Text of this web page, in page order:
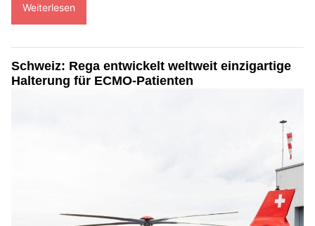
Weiterlesen
Schweiz: Rega entwickelt weltweit einzigartige
Halterung für ECMO-Patienten